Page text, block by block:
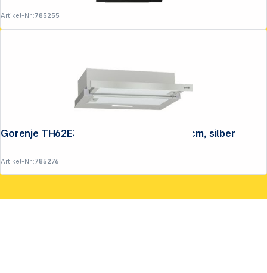
Artikel-Nr.:785255
Gorenje TH62E3X Flachschirmhaube 60cm, silber
Artikel-Nr.:785276